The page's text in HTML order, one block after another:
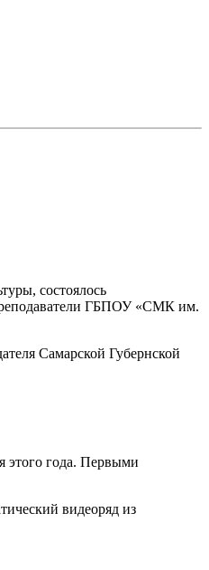
состоялось
преподаватели ГБПОУ «СМК им.
Самарской Губернской
этого года. Первыми
видеоряд из